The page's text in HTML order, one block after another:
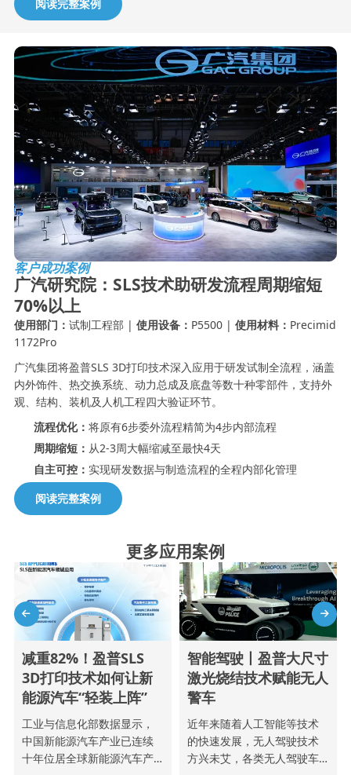
阅读完整案例
客户成功案例
广汽研究院：SLS技术助研发流程周期缩短
70%以上
使用部门： 试制工程部 | 使用设备： P5500 | 使用材料： Precimid
1172Pro
广汽集团将盈普SLS 3D打印技术深入应用于研发试制全流程，涵盖
内外饰件、热交换系统、动力总成及底盘等数十种零部件，支持外
观、结构、装机及人机工程四大验证环节。
流程优化： 将原有6步委外流程精简为4步内部流程
周期缩短： 从2-3周大幅缩减至最快4天
自主可控： 实现研发数据与制造流程的全程内部化管理
阅读完整案例
更多应用案例
减重82%！盈普SLS
3D打印技术如何让新
能源汽车“轻装上阵”
工业与信息化部数据显示，
中国新能源汽车产业已连续
十年位居全球新能源汽车产
智能驾驶丨盈普大尺寸
激光烧结技术赋能无人
警车
近年来随着人工智能等技术
的快速发展，无人驾驶技术
方兴未艾，各类无人驾驶车